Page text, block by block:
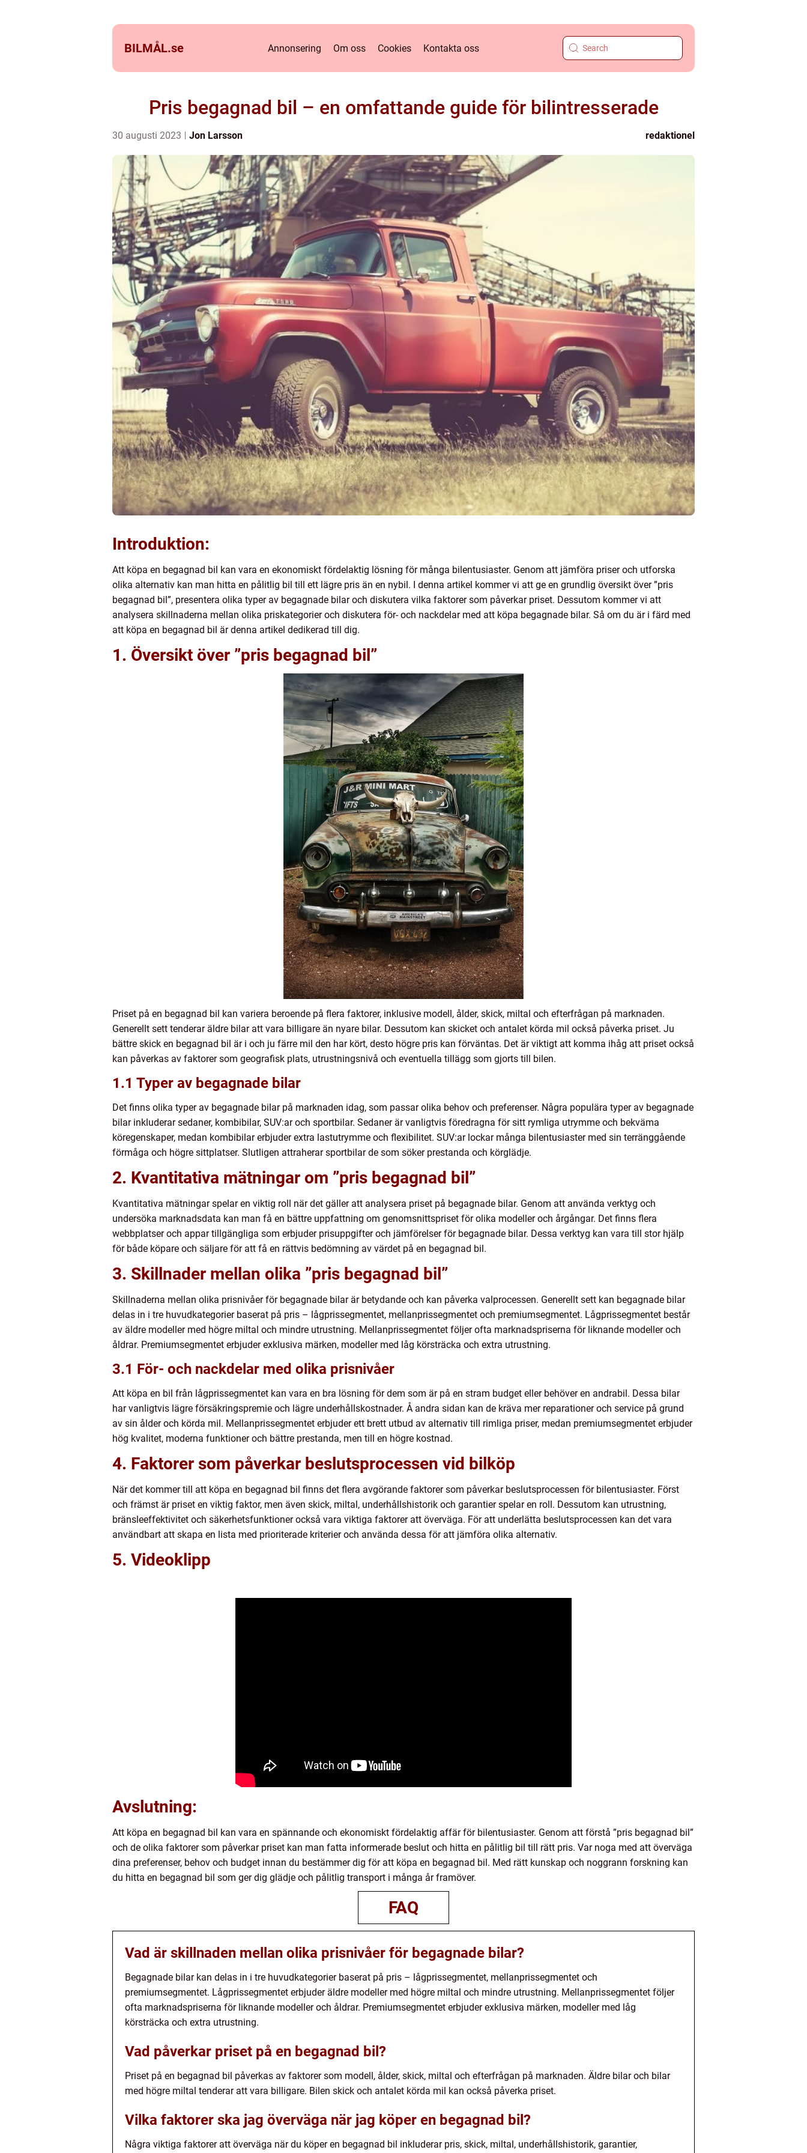
BILMÅL.se Annonsering Om oss Cookies Kontakta oss
Pris begagnad bil – en omfattande guide för bilintresserade
30 augusti 2023 Jon Larsson redaktionel
Introduktion:
Att köpa en begagnad bil kan vara en ekonomiskt fördelaktig lösning för många bilentusiaster. Genom att jämföra priser och utforska
olika alternativ kan man hitta en pålitlig bil till ett lägre pris än en nybil. I denna artikel kommer vi att ge en grundlig översikt över ”pris
begagnad bil”, presentera olika typer av begagnade bilar och diskutera vilka faktorer som påverkar priset. Dessutom kommer vi att
analysera skillnaderna mellan olika priskategorier och diskutera för- och nackdelar med att köpa begagnade bilar. Så om du är i färd med
att köpa en begagnad bil är denna artikel dedikerad till dig.
1. Översikt över ”pris begagnad bil”
Priset på en begagnad bil kan variera beroende på flera faktorer, inklusive modell, ålder, skick, miltal och efterfrågan på marknaden.
Generellt sett tenderar äldre bilar att vara billigare än nyare bilar. Dessutom kan skicket och antalet körda mil också påverka priset. Ju
bättre skick en begagnad bil är i och ju färre mil den har kört, desto högre pris kan förväntas. Det är viktigt att komma ihåg att priset också
kan påverkas av faktorer som geografisk plats, utrustningsnivå och eventuella tillägg som gjorts till bilen.
1.1 Typer av begagnade bilar
Det finns olika typer av begagnade bilar på marknaden idag, som passar olika behov och preferenser. Några populära typer av begagnade
bilar inkluderar sedaner, kombibilar, SUV:ar och sportbilar. Sedaner är vanligtvis föredragna för sitt rymliga utrymme och bekväma
köregenskaper, medan kombibilar erbjuder extra lastutrymme och flexibilitet. SUV:ar lockar många bilentusiaster med sin terränggående
förmåga och högre sittplatser. Slutligen attraherar sportbilar de som söker prestanda och körglädje.
2. Kvantitativa mätningar om ”pris begagnad bil”
Kvantitativa mätningar spelar en viktig roll när det gäller att analysera priset på begagnade bilar. Genom att använda verktyg och
undersöka marknadsdata kan man få en bättre uppfattning om genomsnittspriset för olika modeller och årgångar. Det finns flera
webbplatser och appar tillgängliga som erbjuder prisuppgifter och jämförelser för begagnade bilar. Dessa verktyg kan vara till stor hjälp
för både köpare och säljare för att få en rättvis bedömning av värdet på en begagnad bil.
3. Skillnader mellan olika ”pris begagnad bil”
Skillnaderna mellan olika prisnivåer för begagnade bilar är betydande och kan påverka valprocessen. Generellt sett kan begagnade bilar
delas in i tre huvudkategorier baserat på pris – lågprissegmentet, mellanprissegmentet och premiumsegmentet. Lågprissegmentet består
av äldre modeller med högre miltal och mindre utrustning. Mellanprissegmentet följer ofta marknadspriserna för liknande modeller och
åldrar. Premiumsegmentet erbjuder exklusiva märken, modeller med låg körsträcka och extra utrustning.
3.1 För- och nackdelar med olika prisnivåer
Att köpa en bil från lågprissegmentet kan vara en bra lösning för dem som är på en stram budget eller behöver en andrabil. Dessa bilar
har vanligtvis lägre försäkringspremie och lägre underhållskostnader. Å andra sidan kan de kräva mer reparationer och service på grund
av sin ålder och körda mil. Mellanprissegmentet erbjuder ett brett utbud av alternativ till rimliga priser, medan premiumsegmentet erbjuder
hög kvalitet, moderna funktioner och bättre prestanda, men till en högre kostnad.
4. Faktorer som påverkar beslutsprocessen vid bilköp
När det kommer till att köpa en begagnad bil finns det flera avgörande faktorer som påverkar beslutsprocessen för bilentusiaster. Först
och främst är priset en viktig faktor, men även skick, miltal, underhållshistorik och garantier spelar en roll. Dessutom kan utrustning,
bränsleeffektivitet och säkerhetsfunktioner också vara viktiga faktorer att överväga. För att underlätta beslutsprocessen kan det vara
användbart att skapa en lista med prioriterade kriterier och använda dessa för att jämföra olika alternativ.
5. Videoklipp
Avslutning:
Att köpa en begagnad bil kan vara en spännande och ekonomiskt fördelaktig affär för bilentusiaster. Genom att förstå ”pris begagnad bil”
och de olika faktorer som påverkar priset kan man fatta informerade beslut och hitta en pålitlig bil till rätt pris. Var noga med att överväga
dina preferenser, behov och budget innan du bestämmer dig för att köpa en begagnad bil. Med rätt kunskap och noggrann forskning kan
du hitta en begagnad bil som ger dig glädje och pålitlig transport i många år framöver.
FAQ
Vad är skillnaden mellan olika prisnivåer för begagnade bilar?
Begagnade bilar kan delas in i tre huvudkategorier baserat på pris – lågprissegmentet, mellanprissegmentet och
premiumsegmentet. Lågprissegmentet erbjuder äldre modeller med högre miltal och mindre utrustning. Mellanprissegmentet följer
ofta marknadspriserna för liknande modeller och åldrar. Premiumsegmentet erbjuder exklusiva märken, modeller med låg
körsträcka och extra utrustning.
Vad påverkar priset på en begagnad bil?
Priset på en begagnad bil påverkas av faktorer som modell, ålder, skick, miltal och efterfrågan på marknaden. Äldre bilar och bilar
med högre miltal tenderar att vara billigare. Bilen skick och antalet körda mil kan också påverka priset.
Vilka faktorer ska jag överväga när jag köper en begagnad bil?
Några viktiga faktorer att överväga när du köper en begagnad bil inkluderar pris, skick, miltal, underhållshistorik, garantier,